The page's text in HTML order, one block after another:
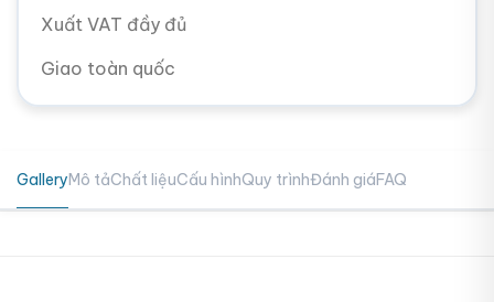
Xuất VAT đầy đủ
Giao toàn quốc
GalleryMô tảChất liệuCấu hìnhQuy trìnhĐánh giáFAQ